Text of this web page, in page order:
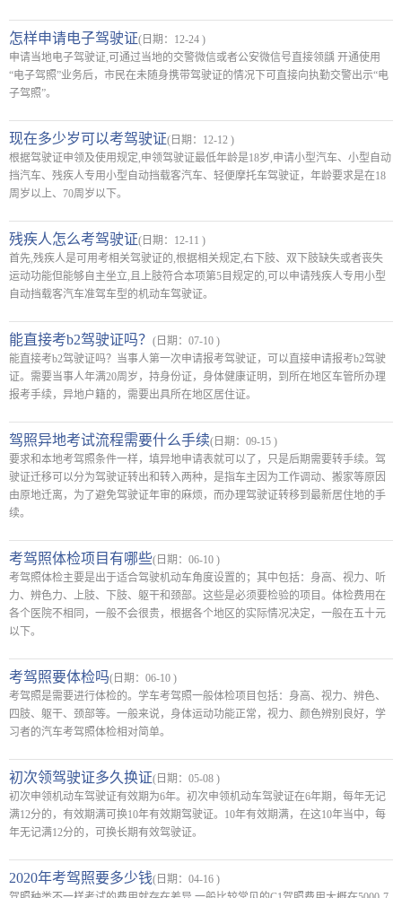
怎样申请电子驾驶证(日期：12-24 )
申请当地电子驾驶证,可通过当地的交警微信或者公安微信号直接领龋 开通使用
“电子驾照”业务后，市民在未随身携带驾驶证的情况下可直接向执勤交警出示“电
子驾照”。
现在多少岁可以考驾驶证(日期：12-12 )
根据驾驶证申领及使用规定,申领驾驶证最低年龄是18岁,申请小型汽车、小型自动
挡汽车、残疾人专用小型自动挡载客汽车、轻便摩托车驾驶证，年龄要求是在18
周岁以上、70周岁以下。
残疾人怎么考驾驶证(日期：12-11 )
首先,残疾人是可用考相关驾驶证的,根据相关规定,右下肢、双下肢缺失或者丧失
运动功能但能够自主坐立,且上肢符合本项第5目规定的,可以申请残疾人专用小型
自动挡载客汽车准驾车型的机动车驾驶证。
能直接考b2驾驶证吗？ (日期：07-10 )
能直接考b2驾驶证吗？当事人第一次申请报考驾驶证，可以直接申请报考b2驾驶
证。需要当事人年满20周岁，持身份证，身体健康证明，到所在地区车管所办理
报考手续，异地户籍的，需要出具所在地区居住证。
驾照异地考试流程需要什么手续(日期：09-15 )
要求和本地考驾照条件一样，填异地申请表就可以了，只是后期需要转手续。驾
驶证迁移可以分为驾驶证转出和转入两种，是指车主因为工作调动、搬家等原因
由原地迁离，为了避免驾驶证年审的麻烦，而办理驾驶证转移到最新居住地的手
续。
考驾照体检项目有哪些(日期：06-10 )
考驾照体检主要是出于适合驾驶机动车角度设置的；其中包括：身高、视力、听
力、辨色力、上肢、下肢、躯干和颈部。这些是必须要检验的项目。体检费用在
各个医院不相同，一般不会很贵，根据各个地区的实际情况决定，一般在五十元
以下。
考驾照要体检吗(日期：06-10 )
考驾照是需要进行体检的。学车考驾照一般体检项目包括：身高、视力、辨色、
四肢、躯干、颈部等。一般来说，身体运动功能正常，视力、颜色辨别良好，学
习者的汽车考驾照体检相对简单。
初次领驾驶证多久换证(日期：05-08 )
初次申领机动车驾驶证有效期为6年。初次申领机动车驾驶证在6年期，每年无记
满12分的，有效期满可换10年有效期驾驶证。10年有效期满，在这10年当中，每
年无记满12分的，可换长期有效驾驶证。
2020年考驾照要多少钱(日期：04-16 )